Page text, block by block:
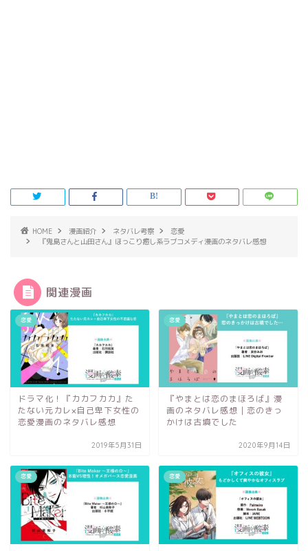
HOME 漫画紹介 ネタバレ考察
恋愛
『鬼島さんと山田さん』ほっこり癒し系ラブコメディ漫画のネタバレ感想
関連漫画
恋愛
ドラマ化！『カカフカカ』た
たない元カレ×自己卑下女性の
恋愛漫画のネタバレ感想
2019年5月31日
恋愛
『やまとは恋のまほろば』漫
画のネタバレ感想｜恋のきっ
かけは古墳でした
2020年9月14日
恋愛 恋愛